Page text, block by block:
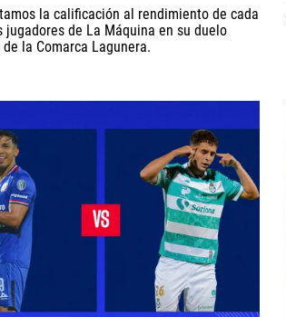
la calificación al rendimiento de cada
jugadores de La Máquina en su duelo
la Comarca Lagunera.